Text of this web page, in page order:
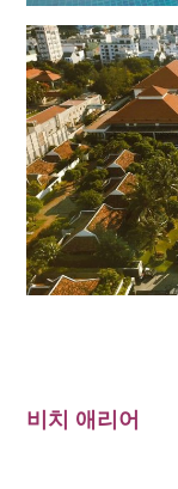
비치 애리어